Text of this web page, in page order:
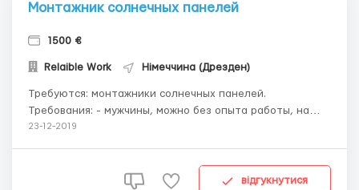
Монтажник солнечных панелей
1500 €
Relaible Work Німеччина (Дрезден)
Требуются: монтажники солнечных панелей.
Требования: - мужчины, можно без опыта работы, на
месте обучат - разнорабочие от 20 до 50 лет. -
6 дней в неделю. - Жилье предоставл...
23-12-2019
відгукнутися